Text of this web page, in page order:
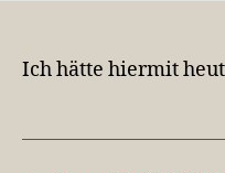
Ich hätte hiermit